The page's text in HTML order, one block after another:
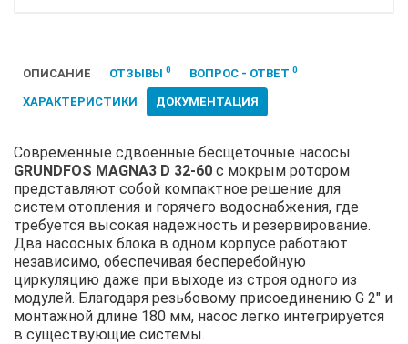
ОПИСАНИЕ ОТЗЫВЫ 0 ВОПРОС - ОТВЕТ 0
ХАРАКТЕРИСТИКИ ДОКУМЕНТАЦИЯ
Современные сдвоенные бесщеточные насосы
GRUNDFOS MAGNA3 D 32-60 с мокрым ротором
представляют собой компактное решение для
систем отопления и горячего водоснабжения, где
требуется высокая надежность и резервирование.
Два насосных блока в одном корпусе работают
независимо, обеспечивая бесперебойную
циркуляцию даже при выходе из строя одного из
модулей. Благодаря резьбовому присоединению G 2" и
монтажной длине 180 мм, насос легко интегрируется
в существующие системы.